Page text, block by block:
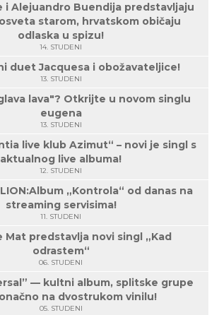
i Alejuandro Buendija predstavljaju
starom, hrvatskom običaju
odlaska u spizu!
14. STUDENI
duet Jacquesa i obožavateljice!
13. STUDENI
lava"? Otkrijte u novom singlu
eugena
13. STUDENI
live klub Azimut“ – novi je singl s
aktualnog live albuma!
12. STUDENI
„Kontrola“ od danas na
streaming servisima!
11. STUDENI
Mat predstavlja novi singl „Kad
odrastem“
06. STUDENI
— kultni album, splitske grupe
na dvostrukom vinilu!
05. STUDENI